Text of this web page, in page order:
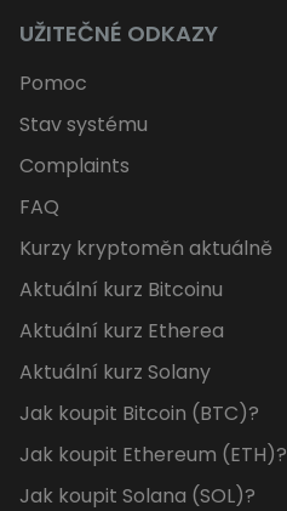
UŽITEČNÉ ODKAZY
Pomoc
Stav systému
Complaints
FAQ
Kurzy kryptoměn aktuálně
Aktuální kurz Bitcoinu
Aktuální kurz Etherea
Aktuální kurz Solany
Jak koupit Bitcoin (BTC)?
Jak koupit Ethereum (ETH)?
Jak koupit Solana (SOL)?